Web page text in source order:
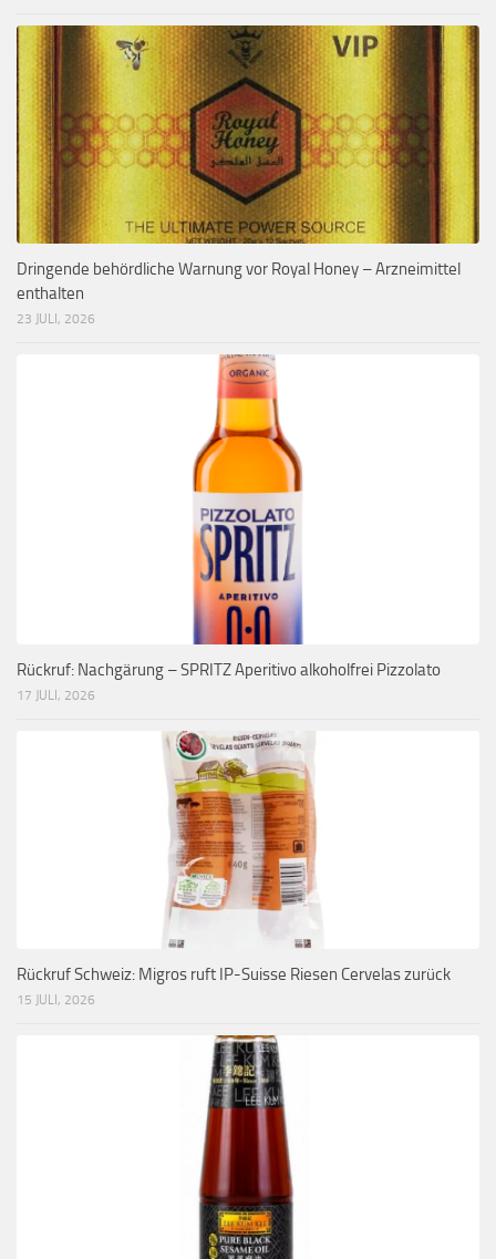
Dringende behördliche Warnung vor Royal Honey – Arzneimittel
enthalten
23 JULI, 2026
Rückruf: Nachgärung – SPRITZ Aperitivo alkoholfrei Pizzolato
17 JULI, 2026
Rückruf Schweiz: Migros ruft IP-Suisse Riesen Cervelas zurück
15 JULI, 2026